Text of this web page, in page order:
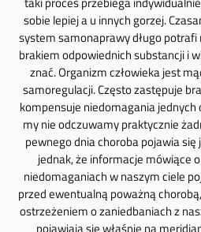
sobie lepiej a u innych gorzej.
system samonaprawy długo
brakiem odpowiednich substancji i
znać. Organizm człowieka jest
samoregulacji. Często zastępuje
kompensuje niedomagania
my nie odczuwamy praktycznie
pewnego dnia choroba pojawia się
jednak, że informacje mówiące
niedomaganiach w naszym ciele
przed ewentualną poważną
ostrzeżeniem o zaniedbaniach z
pojawiają się właśnie na